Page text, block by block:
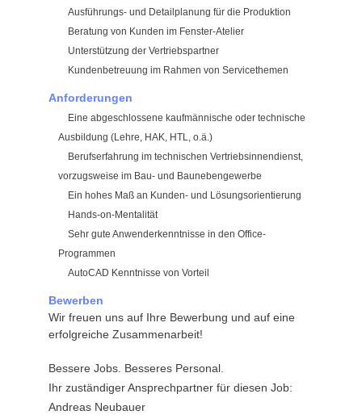
Ausführungs- und Detailplanung für die Produktion
Beratung von Kunden im Fenster-Atelier
Unterstützung der Vertriebspartner
Kundenbetreuung im Rahmen von Servicethemen
Anforderungen
Eine abgeschlossene kaufmännische oder technische
Ausbildung (Lehre, HAK, HTL, o.ä.)
Berufserfahrung im technischen Vertriebsinnendienst,
vorzugsweise im Bau- und Baunebengewerbe
Ein hohes Maß an Kunden- und Lösungsorientierung
Hands-on-Mentalität
Sehr gute Anwenderkenntnisse in den Office-
Programmen
AutoCAD Kenntnisse von Vorteil
Bewerben
Wir freuen uns auf Ihre Bewerbung und auf eine
erfolgreiche Zusammenarbeit!
Bessere Jobs. Besseres Personal.
Ihr zuständiger Ansprechpartner für diesen Job:
Andreas Neubauer